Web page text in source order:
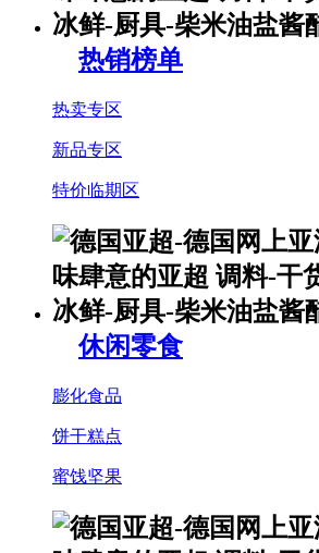
热销榜单
热卖专区
新品专区
特价临期区
休闲零食
膨化食品
饼干糕点
蜜饯坚果